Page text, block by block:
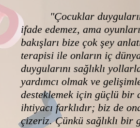
"Çocuklar duygularını
ifade edemez, ama
bakışları bize çok şey
terapisi ile onların iç
duygularını sağlıklı
yardımcı olmak ve
desteklemek için güçlü bir
ihtiyacı farklıdır; biz de
çizeriz. Çünkü sağlıklı bir